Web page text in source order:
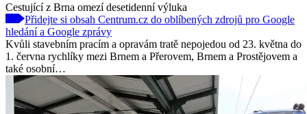
Cestující z Brna omezí desetidenní výluka
Přidejte si obsah Centrum.cz do oblíbených zdrojů pro Google
hledání a Google zprávy
Kvůli stavebním pracím a opravám tratě nepojedou od 23. května do
1. června rychlíky mezi Brnem a Přerovem, Brnem a Prostějovem a
také osobní…